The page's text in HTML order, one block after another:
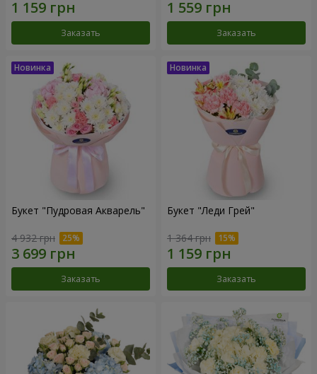
Заказать Заказать
Букет "Пудровая Акварель"
4 932 грн
Заказать
Букет "Леди Грей"
1 364 грн
Заказать